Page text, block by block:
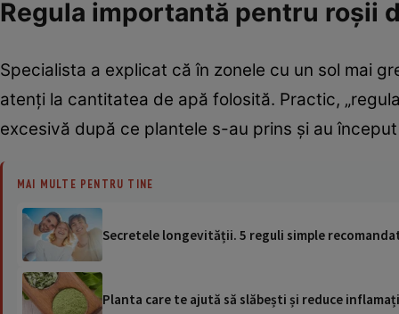
Regula importantă pentru roșii
Specialista a explicat că în zonele cu un sol mai
atenți la cantitatea de apă folosită. Practic,
excesivă după ce plantele s-au prins și au
MAI MULTE PENTRU TINE
Secretele longevității. 5 reguli simple
Planta care te ajută să slăbești și reduce